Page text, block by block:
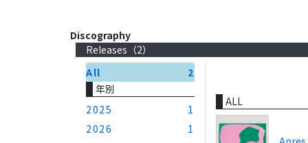
Discography
Releases（2）
All
2
年別
2025
1
2026
1
ALL